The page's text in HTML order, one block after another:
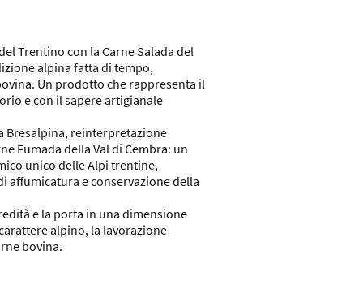
Trentino con la Carne Salada del
alpina fatta di tempo,
Un prodotto che rappresenta il
e con il sapere artigianale
Bresalpina, reinterpretazione
Fumada della Val di Cembra: un
unico delle Alpi trentine,
affumicatura e conservazione della
e la porta in una dimensione
alpino, la lavorazione
bovina.